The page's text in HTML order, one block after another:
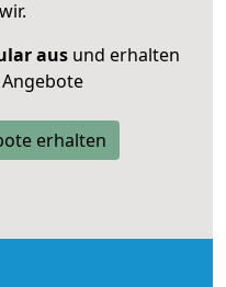
ausund erhalten
erhalten